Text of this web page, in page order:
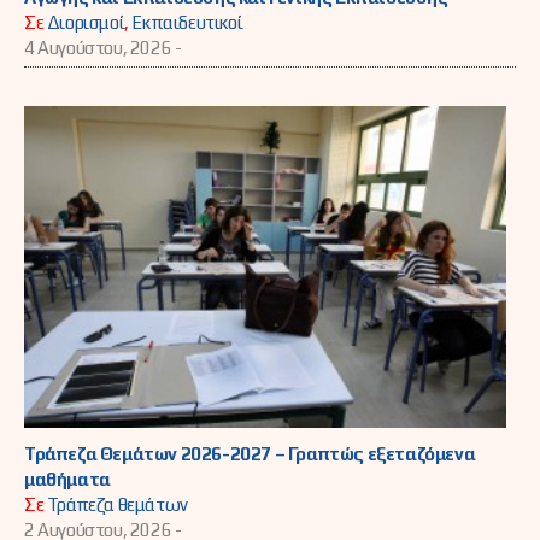
ΣεΔιορισμοί, Εκπαιδευτικοί
4 Αυγούστου, 2026 -
Τράπεζα Θεμάτων 2026-2027 – Γραπτώς εξεταζόμενα
μαθήματα
ΣεΤράπεζα θεμάτων
2 Αυγούστου, 2026 -